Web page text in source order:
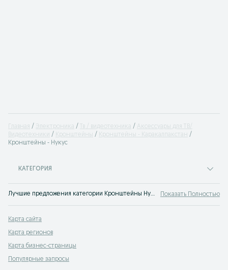
Главная Электроника Тв / видеотехника
Аксессуары для ТВ/
Видеотехники
Кронштейны
Кронштейны - Каракалпакстан
Кронштейны - Нукус
КАТЕГОРИЯ
Лучшие предложения категории Кронштейны Нукус. Большой выбор товаров и услуг по выгодным ценам на OLX! Множество предложений на OLX.uz! Показать Полностью
Карта сайта
Карта регионов
Карта бизнес-страницы
Популярные запросы